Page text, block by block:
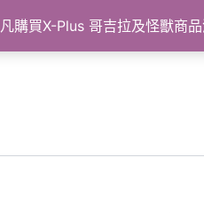
凡購買X-Plus 哥吉拉及怪獸商